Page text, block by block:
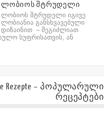
ლობიოს შტრუდელი
ლობიოს შტრუდელი იგივე
ლობიანია განსხვავებული
დიზაინით – შეგიძლიათ
სუფრისათვის, ან
Rezepte – პოპულარული
რეცეპტები